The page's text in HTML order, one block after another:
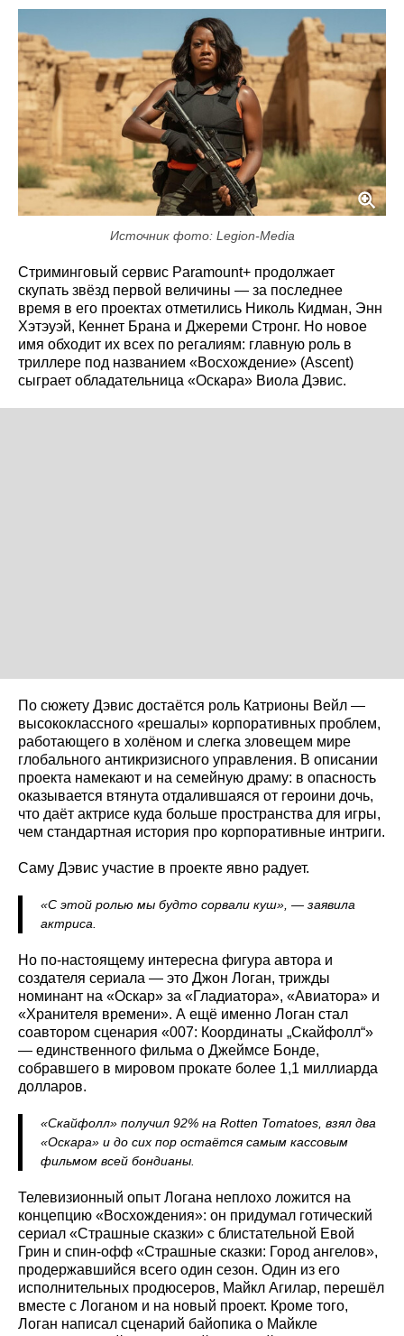
Источник фото: Legion-Media
Стриминговый сервис Paramount+ продолжает
скупать звёзд первой величины — за последнее
время в его проектах отметились Николь Кидман, Энн
Хэтэуэй, Кеннет Брана и Джереми Стронг. Но новое
имя обходит их всех по регалиям: главную роль в
триллере под названием «Восхождение» (Ascent)
сыграет обладательница «Оскара» Виола Дэвис.
По сюжету Дэвис достаётся роль Катрионы Вейл —
высококлассного «решалы» корпоративных проблем,
работающего в холёном и слегка зловещем мире
глобального антикризисного управления. В описании
проекта намекают и на семейную драму: в опасность
оказывается втянута отдалившаяся от героини дочь,
что даёт актрисе куда больше пространства для игры,
чем стандартная история про корпоративные интриги.
Саму Дэвис участие в проекте явно радует.
«С этой ролью мы будто сорвали куш», — заявила
актриса.
Но по-настоящему интересна фигура автора и
создателя сериала — это Джон Логан, трижды
номинант на «Оскар» за «Гладиатора», «Авиатора» и
«Хранителя времени». А ещё именно Логан стал
соавтором сценария «007: Координаты „Скайфолл“»
— единственного фильма о Джеймсе Бонде,
собравшего в мировом прокате более 1,1 миллиарда
долларов.
«Скайфолл» получил 92% на Rotten Tomatoes, взял два
«Оскара» и до сих пор остаётся самым кассовым
фильмом всей бондианы.
Телевизионный опыт Логана неплохо ложится на
концепцию «Восхождения»: он придумал готический
сериал «Страшные сказки» с блистательной Евой
Грин и спин-офф «Страшные сказки: Город ангелов»,
продержавшийся всего один сезон. Один из его
исполнительных продюсеров, Майкл Агилар, перешёл
вместе с Логаном и на новый проект. Кроме того,
Логан написал сценарий байопика о Майкле